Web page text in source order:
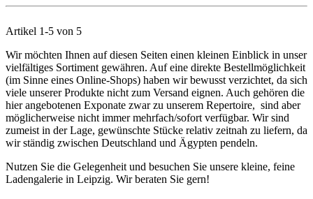
Artikel 1-5 von 5
Wir möchten Ihnen auf diesen Seiten einen kleinen Einblick in unser
vielfältiges Sortiment gewähren. Auf eine direkte Bestellmöglichkeit
(im Sinne eines Online-Shops) haben wir bewusst verzichtet, da sich
viele unserer Produkte nicht zum Versand eignen. Auch gehören die
hier angebotenen Exponate zwar zu unserem Re­per­toire, sind aber
mög­licher­weise nicht immer mehrfach/sofort verfüg­bar. Wir sind
zumeist in der Lage, gewünschte Stücke relativ zeitnah zu liefern, da
wir ständig zwischen Deutsch­land und Ägypten pendeln.
Nutzen Sie die Gelegenheit und besuchen Sie unsere kleine, feine
Ladengalerie in Leipzig. Wir beraten Sie gern!